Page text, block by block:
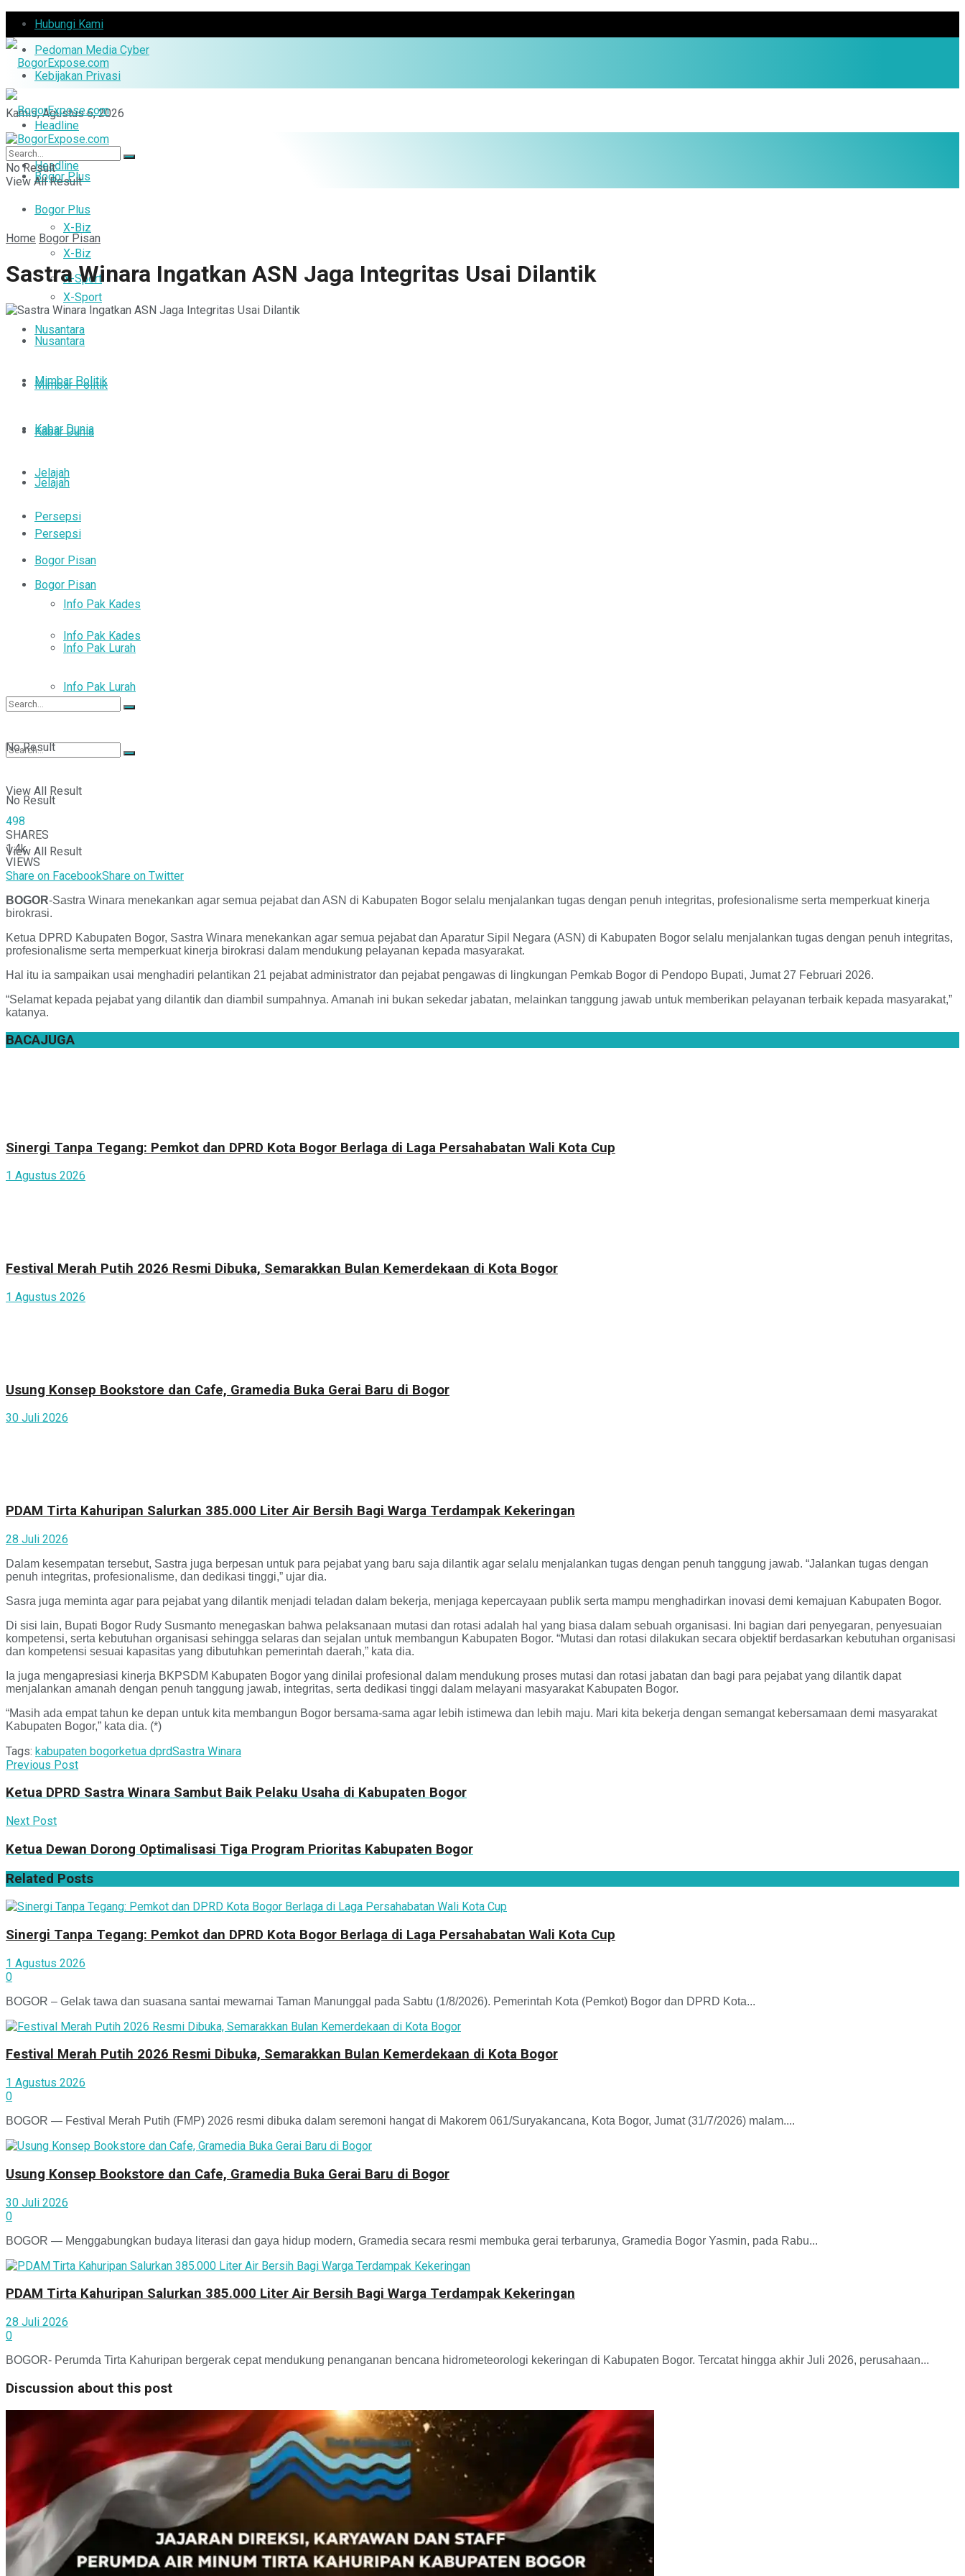
Hubungi Kami
Pedoman Media Cyber
Kebijakan Privasi
Kamis, Agustus 6, 2026
Headline
Bogor Plus
X-Biz
X-Sport
Nusantara
Mimbar Politik
Kabar Dunia
Jelajah
Persepsi
Bogor Pisan
Info Pak Kades
Info Pak Lurah
No Result
View All Result
Headline
Bogor Plus
X-Biz
X-Sport
Nusantara
Mimbar Politik
Kabar Dunia
Jelajah
Persepsi
Bogor Pisan
Info Pak Kades
Info Pak Lurah
No Result
View All Result
No Result
View All Result
Home Bogor Pisan
Sastra Winara Ingatkan ASN Jaga Integritas Usai Dilantik
498
SHARES
1.4k
VIEWS
Share on FacebookShare on Twitter
BOGOR-Sastra Winara menekankan agar semua pejabat dan ASN di Kabupaten Bogor selalu menjalankan tugas dengan penuh integritas, profesionalisme serta memperkuat kinerja
birokrasi.
Ketua DPRD Kabupaten Bogor, Sastra Winara menekankan agar semua pejabat dan Aparatur Sipil Negara (ASN) di Kabupaten Bogor selalu menjalankan tugas dengan penuh integritas,
profesionalisme serta memperkuat kinerja birokrasi dalam mendukung pelayanan kepada masyarakat.
Hal itu ia sampaikan usai menghadiri pelantikan 21 pejabat administrator dan pejabat pengawas di lingkungan Pemkab Bogor di Pendopo Bupati, Jumat 27 Februari 2026.
“Selamat kepada pejabat yang dilantik dan diambil sumpahnya. Amanah ini bukan sekedar jabatan, melainkan tanggung jawab untuk memberikan pelayanan terbaik kepada masyarakat,”
katanya.
BACAJUGA
Sinergi Tanpa Tegang: Pemkot dan DPRD Kota Bogor Berlaga di Laga Persahabatan Wali Kota Cup
1 Agustus 2026
Festival Merah Putih 2026 Resmi Dibuka, Semarakkan Bulan Kemerdekaan di Kota Bogor
1 Agustus 2026
Usung Konsep Bookstore dan Cafe, Gramedia Buka Gerai Baru di Bogor
30 Juli 2026
PDAM Tirta Kahuripan Salurkan 385.000 Liter Air Bersih Bagi Warga Terdampak Kekeringan
28 Juli 2026
Dalam kesempatan tersebut, Sastra juga berpesan untuk para pejabat yang baru saja dilantik agar selalu menjalankan tugas dengan penuh tanggung jawab. “Jalankan tugas dengan
penuh integritas, profesionalisme, dan dedikasi tinggi,” ujar dia.
Sasra juga meminta agar para pejabat yang dilantik menjadi teladan dalam bekerja, menjaga kepercayaan publik serta mampu menghadirkan inovasi demi kemajuan Kabupaten Bogor.
Di sisi lain, Bupati Bogor Rudy Susmanto menegaskan bahwa pelaksanaan mutasi dan rotasi adalah hal yang biasa dalam sebuah organisasi. Ini bagian dari penyegaran, penyesuaian
kompetensi, serta kebutuhan organisasi sehingga selaras dan sejalan untuk membangun Kabupaten Bogor. “Mutasi dan rotasi dilakukan secara objektif berdasarkan kebutuhan organisasi
dan kompetensi sesuai kapasitas yang dibutuhkan pemerintah daerah,” kata dia.
Ia juga mengapresiasi kinerja BKPSDM Kabupaten Bogor yang dinilai profesional dalam mendukung proses mutasi dan rotasi jabatan dan bagi para pejabat yang dilantik dapat
menjalankan amanah dengan penuh tanggung jawab, integritas, serta dedikasi tinggi dalam melayani masyarakat Kabupaten Bogor.
“Masih ada empat tahun ke depan untuk kita membangun Bogor bersama-sama agar lebih istimewa dan lebih maju. Mari kita bekerja dengan semangat kebersamaan demi masyarakat
Kabupaten Bogor,” kata dia. (*)
Tags: kabupaten bogorketua dprdSastra Winara
Previous Post
Ketua DPRD Sastra Winara Sambut Baik Pelaku Usaha di Kabupaten Bogor
Next Post
Ketua Dewan Dorong Optimalisasi Tiga Program Prioritas Kabupaten Bogor
Related Posts
Sinergi Tanpa Tegang: Pemkot dan DPRD Kota Bogor Berlaga di Laga Persahabatan Wali Kota Cup
1 Agustus 2026
0
BOGOR – Gelak tawa dan suasana santai mewarnai Taman Manunggal pada Sabtu (1/8/2026). Pemerintah Kota (Pemkot) Bogor dan DPRD Kota...
Festival Merah Putih 2026 Resmi Dibuka, Semarakkan Bulan Kemerdekaan di Kota Bogor
1 Agustus 2026
0
BOGOR — Festival Merah Putih (FMP) 2026 resmi dibuka dalam seremoni hangat di Makorem 061/Suryakancana, Kota Bogor, Jumat (31/7/2026) malam....
Usung Konsep Bookstore dan Cafe, Gramedia Buka Gerai Baru di Bogor
30 Juli 2026
0
BOGOR — Menggabungkan budaya literasi dan gaya hidup modern, Gramedia secara resmi membuka gerai terbarunya, Gramedia Bogor Yasmin, pada Rabu...
PDAM Tirta Kahuripan Salurkan 385.000 Liter Air Bersih Bagi Warga Terdampak Kekeringan
28 Juli 2026
0
BOGOR- Perumda Tirta Kahuripan bergerak cepat mendukung penanganan bencana hidrometeorologi kekeringan di Kabupaten Bogor. Tercatat hingga akhir Juli 2026, perusahaan...
Discussion about this post